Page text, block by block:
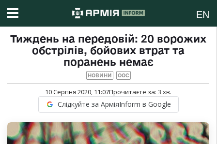
EN
Тиждень на передовій: 20 ворожих
обстрілів, бойових втрат та
поранень немає
НОВИНИ ООС
10 Серпня 2020, 11:07Прочитаєте за: 3 хв.
Слідкуйте за АрміяInform в Google